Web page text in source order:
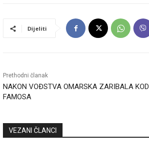
Dijeliti
Prethodni članak
NAKON VOĐSTVA OMARSKA ZARIBALA KOD
FAMOSA
VEZANI ČLANCI